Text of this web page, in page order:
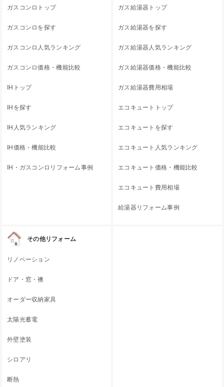
ガスコンロトップ
ガスコンロを探す
ガスコンロ人気ランキング
ガスコンロ価格・機能比較
IHトップ
IHを探す
IH人気ランキング
IH価格・機能比較
IH・ガスコンロリフォーム事例
ガス給湯器トップ
ガス給湯器を探す
ガス給湯器人気ランキング
ガス給湯器価格・機能比較
ガス給湯器費用相場
エコキュートトップ
エコキュートを探す
エコキュート人気ランキング
エコキュート価格・機能比較
エコキュート費用相場
給湯器リフォーム事例
その他リフォーム
リノベーション
ドア・窓・襖
オーダー収納家具
太陽光蓄電
外壁塗装
シロアリ
断熱